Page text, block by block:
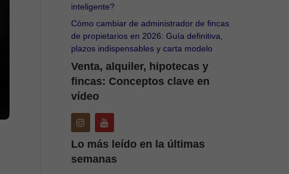
inteligente?
Cómo cambiar de administrador de fincas
de propietarios en 2026: Guía definitiva,
plazos indispensables y carta modelo
Venta, alquiler, hipotecas y
fincas: Conceptos clave en
vídeo
Lo más leído en la últimas
semanas